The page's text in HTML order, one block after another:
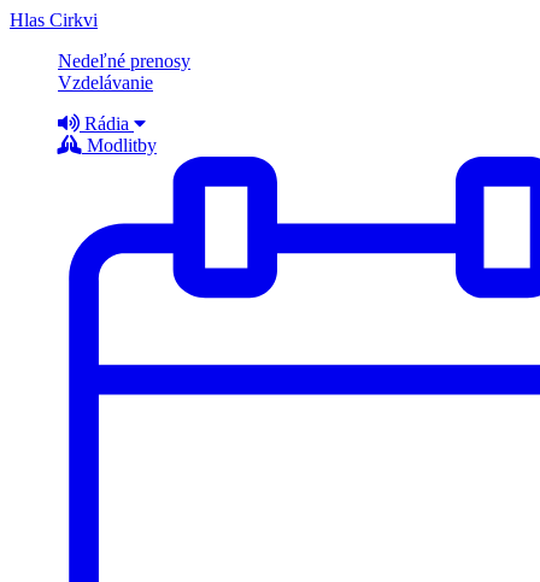
Hlas Cirkvi
Nedeľné prenosy
Vzdelávanie
Rádia
Modlitby